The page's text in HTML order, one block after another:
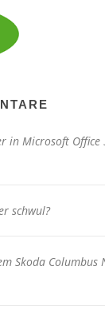
in Microsoft
schwul?
Skoda Columbus